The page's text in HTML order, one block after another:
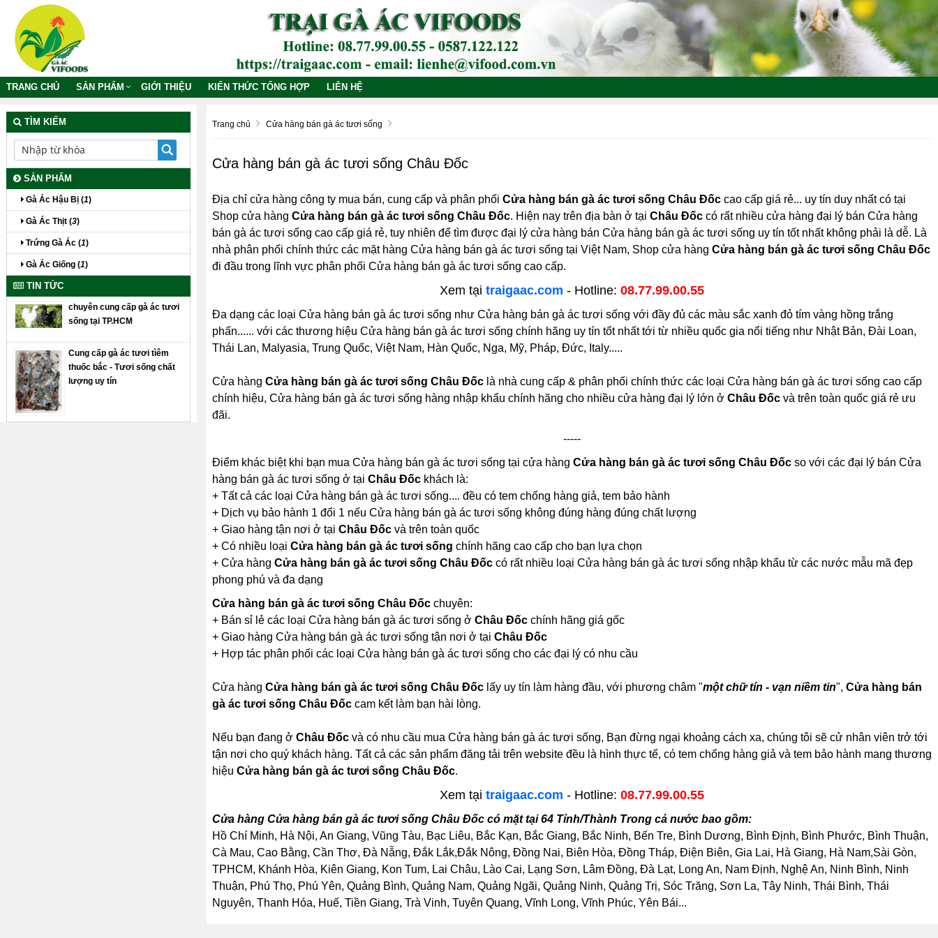
TRANG CHỦ SẢN PHẨM GIỚI THIỆU KIẾN THỨC TỔNG HỢP LIÊN HỆ
Trang chủ Cửa hàng bán gà ác tươi sống
Cửa hàng bán gà ác tươi sống Châu Đốc
Địa chỉ cửa hàng công ty mua bán, cung cấp và phân phối Cửa hàng bán gà ác tươi sống Châu Đốccao cấp giá rẻ... uy tín duy nhất có tại
Shop cửa hàng Cửa hàng bán gà ác tươi sống Châu Đốc. Hiện nay trên địa bàn ở tại Châu Đốccó rất nhiều cửa hàng đại lý bán Cửa hàng
bán gà ác tươi sống cao cấp giá rẻ, tuy nhiên để tìm được đại lý cửa hàng bán Cửa hàng bán gà ác tươi sống uy tín tốt nhất không phải là dễ. Là
nhà phân phối chính thức các mặt hàng Cửa hàng bán gà ác tươi sống tại Việt Nam, Shop cửa hàng Cửa hàng bán gà ác tươi sống Châu Đốc
đi đầu trong lĩnh vực phân phối Cửa hàng bán gà ác tươi sống cao cấp.
Xem tạitraigaac.com - Hotline:08.77.99.00.55
Đa dạng các loại Cửa hàng bán gà ác tươi sống như Cửa hàng bán gà ác tươi sống với đầy đủ các màu sắc xanh đỏ tím vàng hồng trắng
phấn...... với các thương hiệu Cửa hàng bán gà ác tươi sống chính hãng uy tín tốt nhất tới từ nhiều quốc gia nổi tiếng như Nhật Bản, Đài Loan,
Thái Lan, Malyasia, Trung Quốc, Việt Nam, Hàn Quốc, Nga, Mỹ, Pháp, Đức, Italy.....
Cửa hàng Cửa hàng bán gà ác tươi sống Châu Đốclà nhà cung cấp & phân phối chính thức các loại Cửa hàng bán gà ác tươi sống cao cấp
chính hiệu, Cửa hàng bán gà ác tươi sống hàng nhập khẩu chính hãng cho nhiều cửa hàng đại lý lớn ở Châu Đốcvà trên toàn quốc giá rẻ ưu
đãi.
-----
Điểm khác biệt khi bạn mua Cửa hàng bán gà ác tươi sống tại cửa hàng Cửa hàng bán gà ác tươi sống Châu Đốcso với các đại lý bán Cửa
hàng bán gà ác tươi sống ở tại Châu Đốckhách là:
+ Tất cả các loại Cửa hàng bán gà ác tươi sống.... đều có tem chống hàng giả, tem bảo hành
+ Dịch vụ bảo hành 1 đổi 1 nếu Cửa hàng bán gà ác tươi sống không đúng hàng đúng chất lượng
+ Giao hàng tận nơi ở tại Châu Đốcvà trên toàn quốc
+ Có nhiều loại Cửa hàng bán gà ác tươi sống chính hãng cao cấp cho bạn lựa chọn
+ Cửa hàng Cửa hàng bán gà ác tươi sống Châu Đốccó rất nhiều loại Cửa hàng bán gà ác tươi sống nhập khẩu từ các nước mẫu mã đẹp
phong phú và đa dạng
Cửa hàng bán gà ác tươi sống Châu Đốc chuyên:
+ Bán sỉ lẻ các loại Cửa hàng bán gà ác tươi sống ở Châu Đốcchính hãng giá gốc
+ Giao hàng Cửa hàng bán gà ác tươi sống tận nơi ở tại Châu Đốc
+ Hợp tác phân phối các loại Cửa hàng bán gà ác tươi sống cho các đại lý có nhu cầu
Cửa hàng Cửa hàng bán gà ác tươi sống Châu Đốclấy uy tín làm hàng đầu, với phương châm "một chữ tín - vạn niềm tin", Cửa hàng bán
gà ác tươi sống Châu Đốccam kết làm bạn hài lòng.
Nếu bạn đang ở Châu Đốcvà có nhu cầu mua Cửa hàng bán gà ác tươi sống, Bạn đừng ngại khoảng cách xa, chúng tôi sẽ cử nhân viên trở tới
tận nơi cho quý khách hàng. Tất cả các sản phẩm đăng tải trên website đều là hình thực tế, có tem chống hàng giả và tem bảo hành mang thương
hiệu Cửa hàng bán gà ác tươi sống Châu Đốc.
Xem tạitraigaac.com - Hotline:08.77.99.00.55
Cửa hàng Cửa hàng bán gà ác tươi sống Châu Đốc có mặt tại 64 Tỉnh/Thành Trong cả nước bao gồm:
Hồ Chí Minh, Hà Nội, An Giang, Vũng Tàu, Bạc Liêu, Bắc Kạn, Bắc Giang, Bắc Ninh, Bến Tre, Bình Dương, Bình Định, Bình Phước, Bình Thuận,
Cà Mau, Cao Bằng, Cần Thơ, Đà Nẵng, Đắk Lắk,Đắk Nông, Đồng Nai, Biên Hòa, Đồng Tháp, Điện Biên, Gia Lai, Hà Giang, Hà Nam,Sài Gòn,
TPHCM, Khánh Hòa, Kiên Giang, Kon Tum, Lai Châu, Lào Cai, Lạng Sơn, Lâm Đồng, Đà Lạt, Long An, Nam Định, Nghệ An, Ninh Bình, Ninh
Thuận, Phú Thọ, Phú Yên, Quảng Bình, Quảng Nam, Quảng Ngãi, Quảng Ninh, Quảng Trị, Sóc Trăng, Sơn La, Tây Ninh, Thái Bình, Thái
Nguyên, Thanh Hóa, Huế, Tiền Giang, Trà Vinh, Tuyên Quang, Vĩnh Long, Vĩnh Phúc, Yên Bái...
TÌM KIẾM
SẢN PHẨM
Gà Ác Hậu Bị (1)
Gà Ác Thịt (3)
Trứng Gà Ác (1)
Gà Ác Giống (1)
TIN TỨC
chuyên cung cấp gà ác tươi
sống tại TP.HCM
Cung cấp gà ác tươi tìêm
thuốc bắc - Tươi sống chất
lượng uy tín